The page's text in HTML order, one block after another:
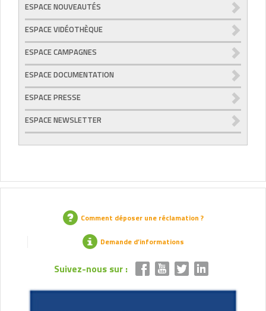
ESPACE NOUVEAUTÉS
ESPACE VIDÉOTHÈQUE
ESPACE CAMPAGNES
ESPACE DOCUMENTATION
ESPACE PRESSE
ESPACE NEWSLETTER
Comment déposer une réclamation ?
Demande d’informations
Suivez-nous sur :